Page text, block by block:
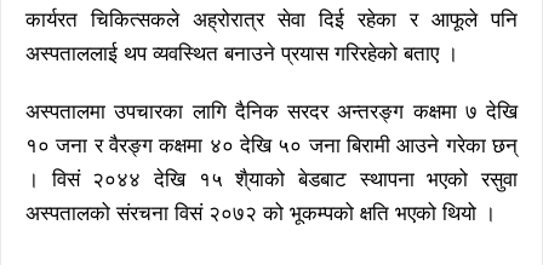
कार्यरत चिकित्सकले अह्रोरात्र सेवा दिई रहेका र आफूले पनि
अस्पताललाई थप व्यवस्थित बनाउने प्रयास गरिरहेको बताए ।
अस्पतालमा उपचारका लागि दैनिक सरदर अन्तरङ्ग कक्षमा ७ देखि
१० जना र वैरङ्ग कक्षमा ४० देखि ५० जना बिरामी आउने गरेका छन्
। विसं २०४४ देखि १५ शै्याको बेडबाट स्थापना भएको रसुवा
अस्पतालको संरचना विसं २०७२ को भूकम्पको क्षति भएको थियो ।